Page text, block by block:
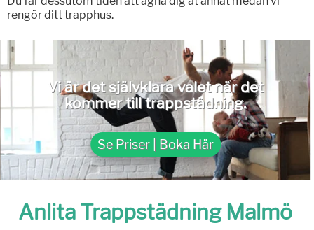
rengör ditt trapphus.
Vi är det självklara valet när det
kommer till trappstädning.
Se Priser | Boka Här
Anlita Trappstädning Malmö